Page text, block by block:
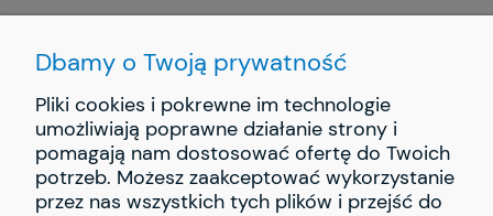
INFORMACJE
Dbamy o Twoją prywatność
Pliki cookies i pokrewne im technologie
umożliwiają poprawne działanie strony i
pomagają nam dostosować ofertę do Twoich
potrzeb. Możesz zaakceptować wykorzystanie
przez nas wszystkich tych plików i przejść do